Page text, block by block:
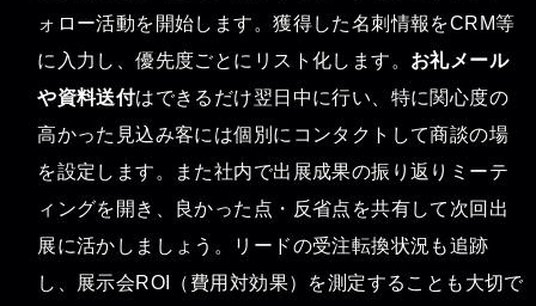
ォロー活動を開始します。獲得した名刺情報をCRM等
に入力し、優先度ごとにリスト化します。 お礼メール
や資料送付はできるだけ翌日中に行い、特に関心度の
高かった見込み客には個別にコンタクトして商談の場
を設定します。また社内で出展成果の振り返りミーテ
ィングを開き、良かった点・反省点を共有して次回出
展に活かしましょう。リードの受注転換状況も追跡
し、展示会ROI（費用対効果）を測定することも大切で